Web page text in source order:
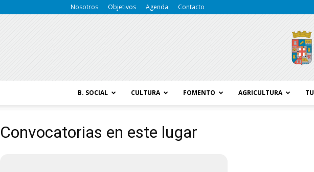
Nosotros Objetivos Agenda Contacto
B. SOCIAL CULTURA FOMENTO AGRICULTURA
Convocatorias en este lugar